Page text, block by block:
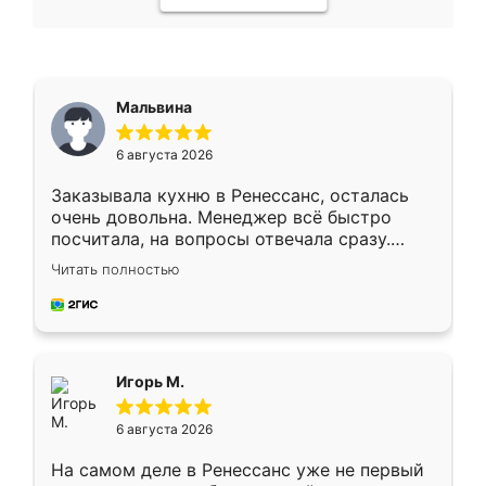
Мальвина
6 августа 2026
Заказывала кухню в Ренессанс, осталась
очень довольна. Менеджер всё быстро
посчитала, на вопросы отвечала сразу.
Замерщик приехал в субботу, подошёл к
делу со всей ответственностью. Собрали
за день, ребята работали аккуратно, даже
Читать полностью
Игорь М.
6 августа 2026
На самом деле в Ренессанс уже не первый